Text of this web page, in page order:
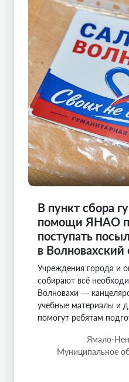
В пункт сбора
помощи ЯНАО
поступать
в Волновахский
Учреждения города и
собирают всё
Волновахи —
учебные материалы и
помогут ребятам
Ямало-
Муниципальное